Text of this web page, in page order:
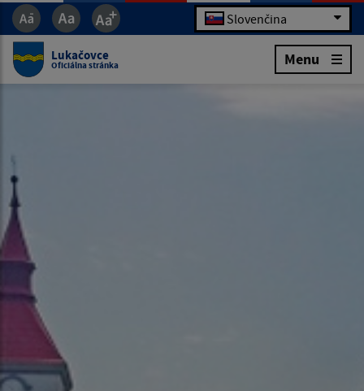
Slovenčina
Lukačovce
Oficiálna stránka Menu